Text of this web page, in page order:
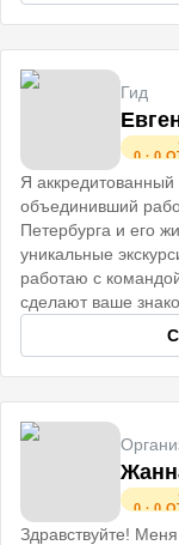
Гид
0 · 0
Я
объединивший
Петербурга и его
уникальные
работаю с
сделают ваше
0 · 0
Здравствуйте!